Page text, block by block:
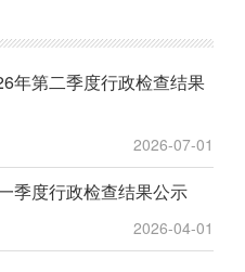
年第二季度行政检查结果
2026-07-01
季度行政检查结果公示
2026-04-01